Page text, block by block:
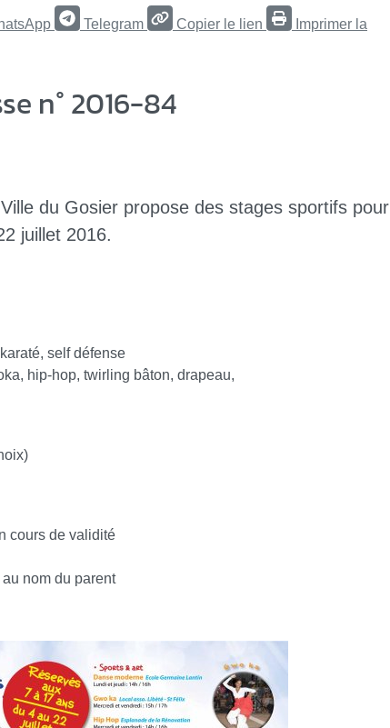
Telegram Copier le lien
Imprimer la
n° 2016-84
du Gosier propose des stages sportifs pour
juillet 2016.
self défense
hip-hop, twirling bâton, drapeau,
cours de validité
nom du parent